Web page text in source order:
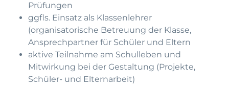
Prüfungen
ggfls. Einsatz als Klassenlehrer
(organisatorische Betreuung der Klasse,
Ansprechpartner für Schüler und Eltern
aktive Teilnahme am Schulleben und
Mitwirkung bei der Gestaltung (Projekte,
Schüler- und Elternarbeit)